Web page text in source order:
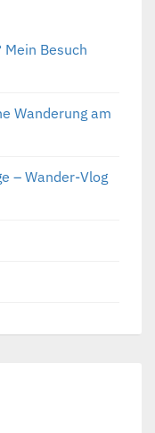
Besuch
Wanderung am
– Wander-Vlog